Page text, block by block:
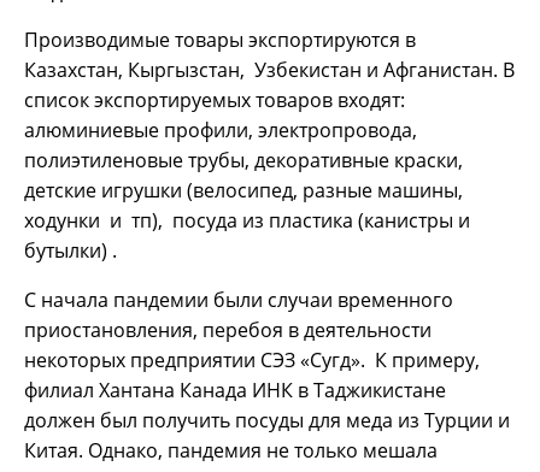
Производимые товары экспортируются в
Казахстан, Кыргызстан, Узбекистан и Афганистан. В
список экспортируемых товаров входят:
алюминиевые профили, электропровода,
полиэтиленовые трубы, декоративные краски,
детские игрушки (велосипед, разные машины,
ходунки и тп), посуда из пластика (канистры и
бутылки) .
С начала пандемии были случаи временного
приостановления, перебоя в деятельности
некоторых предприятии СЭЗ «Сугд». К примеру,
филиал Хантана Канада ИНК в Таджикистане
должен был получить посуды для меда из Турции и
Китая. Однако, пандемия не только мешала